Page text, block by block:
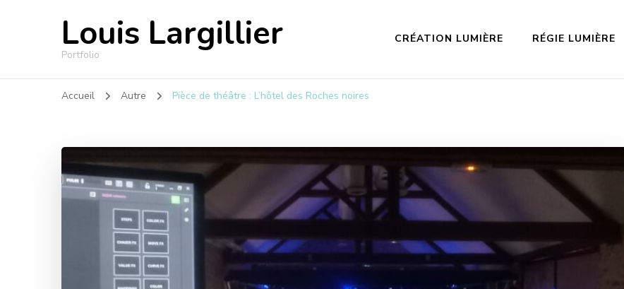
Louis Largillier
Portfolio
CRÉATION LUMIÈRE RÉGIE LUMIÈRE
Accueil Autre Pièce de théâtre : L’hôtel des Roches noires